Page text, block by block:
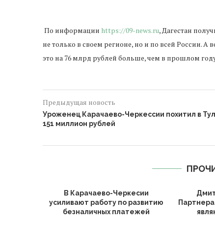
По информации https://09-news.ru,Дагестан
не только в своем регионе, но и по всей России.А
это на 76 млрд рублей больше,чем в прошлом
Предыдущая новость
Уроженец Карачаево-Черкессии похитил в
151 миллион рублей
В Карачаево-Черкесии
усиливают работу по развитию
безналичных платежей